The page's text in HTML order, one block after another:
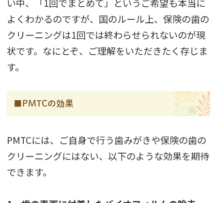
い中、「1回でまとめて」というご希望も本当に
よくわかるのですが、国のルール上、保険の歯の
クリーニングは1回では終わらせられないのが現
状です。なにとぞ、ご理解をいただきたく存じま
す。
■PMTCの効果
PMTCには、ご自身で行う歯みがきや保険の歯の
クリーニングにはない、以下のような効果を期待
できます。